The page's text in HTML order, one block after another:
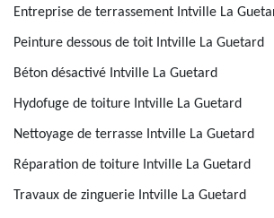
Entreprise de terrassement Intville La
Peinture dessous de toit Intville La Guetard
Béton désactivé Intville La Guetard
Hydofuge de toiture Intville La Guetard
Nettoyage de terrasse Intville La Guetard
Réparation de toiture Intville La Guetard
Travaux de zinguerie Intville La Guetard